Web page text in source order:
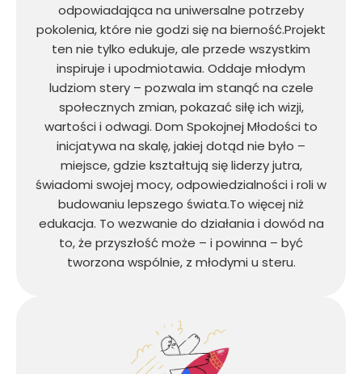
odpowiadająca na uniwersalne potrzeby
pokolenia, które nie godzi się na bierność.Projekt
ten nie tylko edukuje, ale przede wszystkim
inspiruje i upodmiotawia. Oddaje młodym
ludziom stery – pozwala im stanąć na czele
społecznych zmian, pokazać siłę ich wizji,
wartości i odwagi. Dom Spokojnej Młodości to
inicjatywa na skalę, jakiej dotąd nie było –
miejsce, gdzie kształtują się liderzy jutra,
świadomi swojej mocy, odpowiedzialności i roli w
budowaniu lepszego świata.To więcej niż
edukacja. To wezwanie do działania i dowód na
to, że przyszłość może – i powinna – być
tworzona wspólnie, z młodymi u steru.